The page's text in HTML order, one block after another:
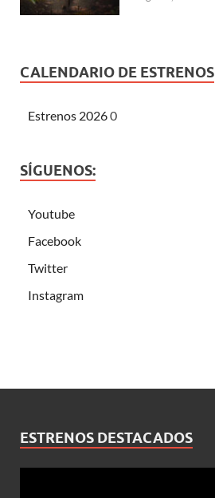
CALENDARIO DE ESTRENOS
Estrenos 20260
SÍGUENOS:
Youtube
Facebook
Twitter
Instagram
ESTRENOS DESTACADOS